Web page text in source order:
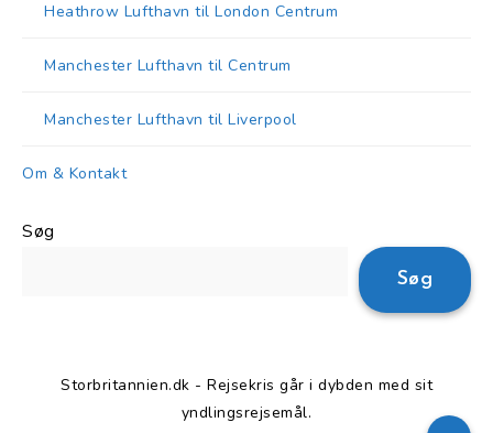
Heathrow Lufthavn til London Centrum
Manchester Lufthavn til Centrum
Manchester Lufthavn til Liverpool
Om & Kontakt
Søg
Søg
Storbritannien.dk - Rejsekris går i dybden med sit
yndlingsrejsemål.